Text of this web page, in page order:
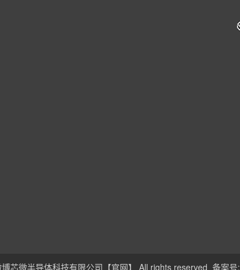
芯微半导体科技有限公司【官网】 All rights reserved 备案号: